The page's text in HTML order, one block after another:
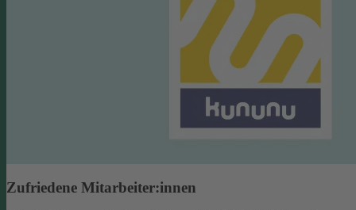
Zufriedene Mitarbeiter:innen